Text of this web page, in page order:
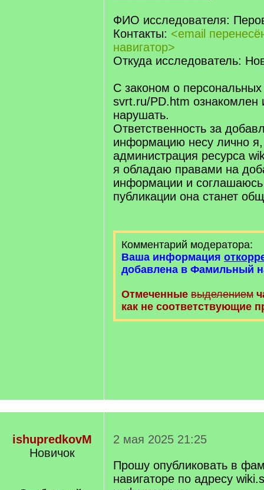
ФИО исследователя:
Контакты: <email
навигатор>
Откуда исследователь:
С законом о
svrt.ru/PD.htm ознакомлен
нарушать.
Ответственность за
информацию несу лично
администрация ресурса
я обладаю правами на
информации и
публикации она станет
Комментарий модератора:
Ваша информация
добавлена в Фамильный
Отмеченные выделением
как не соответствующие
ishupredkovM
Новичок
2 мая 2025 21:25
Прошу опубликовать в
навигаторе по адресу